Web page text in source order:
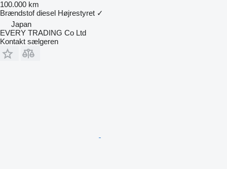
100.000 km
Brændstof diesel Højrestyret ✓
Japan
EVERY TRADING Co Ltd
Kontakt sælgeren